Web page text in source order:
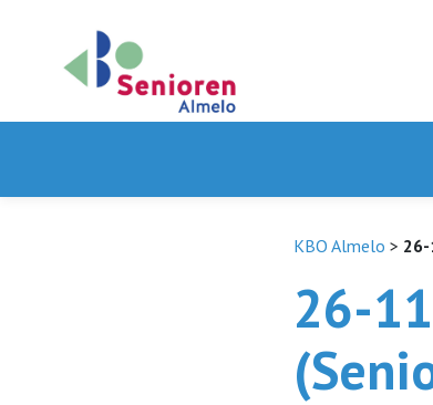
KBO Almelo >
26-